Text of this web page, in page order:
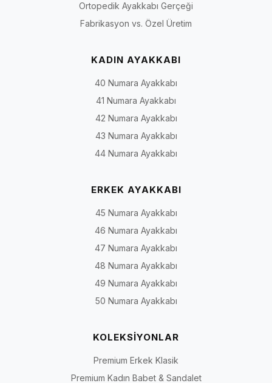
Ortopedik Ayakkabı Gerçeği
Fabrikasyon vs. Özel Üretim
KADIN AYAKKABI
40 Numara Ayakkabı
41 Numara Ayakkabı
42 Numara Ayakkabı
43 Numara Ayakkabı
44 Numara Ayakkabı
ERKEK AYAKKABI
45 Numara Ayakkabı
46 Numara Ayakkabı
47 Numara Ayakkabı
48 Numara Ayakkabı
49 Numara Ayakkabı
50 Numara Ayakkabı
KOLEKSİYONLAR
Premium Erkek Klasik
Premium Kadın Babet & Sandalet